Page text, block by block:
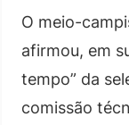
O meio-
afirmou, em
tempo” da
comissão